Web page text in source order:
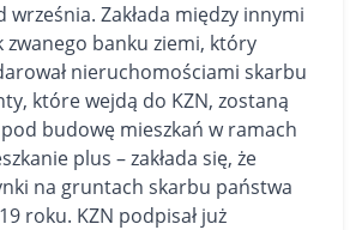
Zakłada między innymi
zwanego banku ziemi, który
nieruchomościami skarbu
które wejdą do KZN, zostaną
budowę mieszkań w ramach
plus – zakłada się, że
na gruntach skarbu państwa
roku. KZN podpisał już